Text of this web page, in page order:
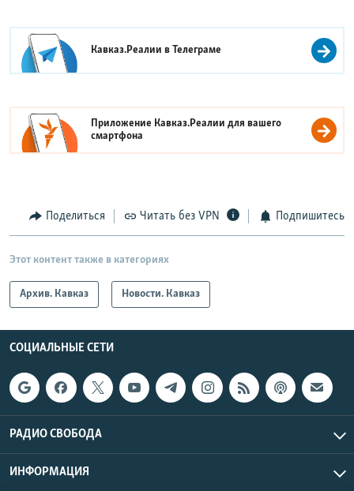
Кавказ.Реалии вТелеграме
Приложение Кавказ.Реалии для вашего
смартфона
Поделиться Читать без VPN Подпишитесь
Этот контент также в категориях
Архив. Кавказ Новости. Кавказ
СОЦИАЛЬНЫЕ СЕТИ
РАДИО СВОБОДА
ИНФОРМАЦИЯ